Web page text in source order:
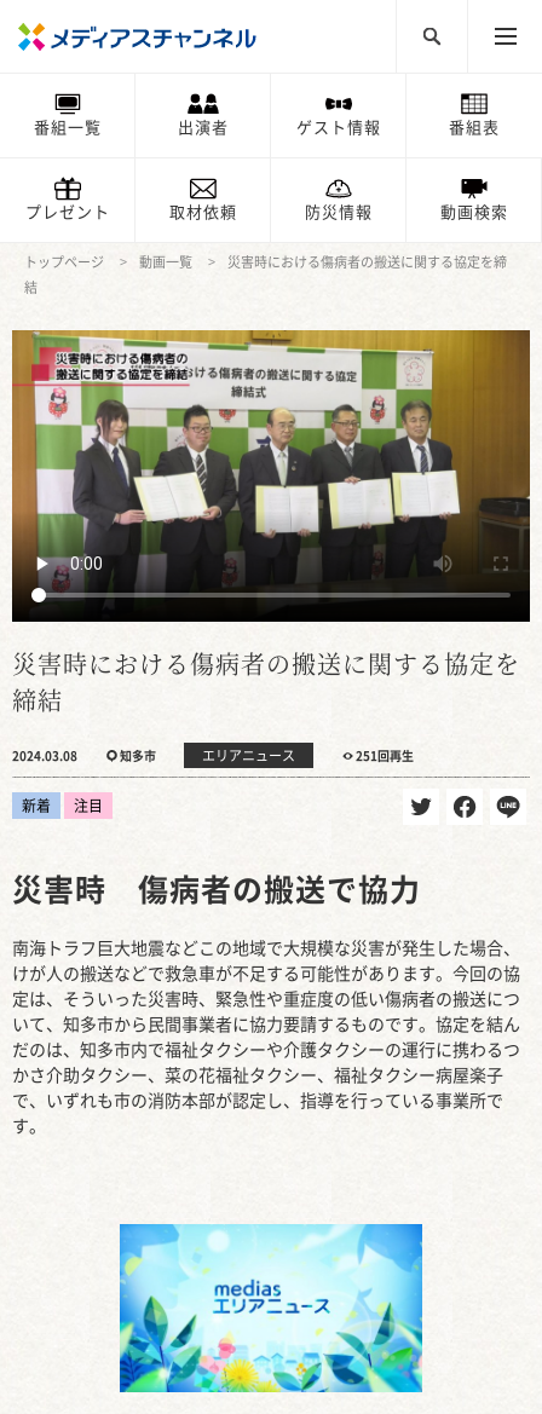
番組一覧 出演者 ゲスト情報 番組表
プレゼント 取材依頼 防災情報 動画検索
トップページ 動画一覧
災害時における傷病者の搬送に関する協定を締
結
災害時における傷病者の搬送に関する協定を
締結
2024.03.08 知多市 エリアニュース 251回再生
新着 注目
災害時 傷病者の搬送で協力
南海トラフ巨大地震などこの地域で大規模な災害が発生した場合、
けが人の搬送などで救急車が不足する可能性があります。今回の協
定は、そういった災害時、緊急性や重症度の低い傷病者の搬送につ
いて、知多市から民間事業者に協力要請するものです。協定を結ん
だのは、知多市内で福祉タクシーや介護タクシーの運行に携わるつ
かさ介助タクシー、菜の花福祉タクシー、福祉タクシー病屋楽子
で、いずれも市の消防本部が認定し、指導を行っている事業所で
す。